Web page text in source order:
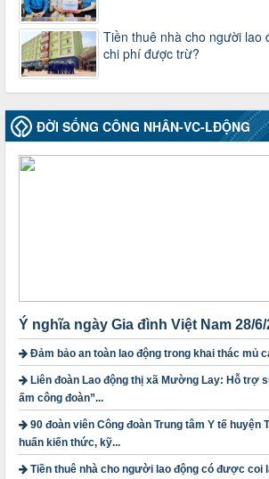
50/2024/QH/15
Luật Công đoàn 2024
Thời gian đăng: 25/12/2024
lượt xem: 4224 | lượt tải:319
2010-CV/TU
Tăng cường công tác lãnh đạo, chỉ đạo
thành lập Công đoàn cơ sở trong các
ngoài nhà nước trên địa bàn tỉnh
Thời gian đăng: 28/10/2024
3716/TLD-TC
Công văn hướng dẫn công tác quả lý tài
đoàn khi đơn vị sát nhập, chấm dứt hoạt
Thời gian đăng: 13/04/2025
lượt xem: 2003 | lượt tải:719
60/TB-LĐLĐ
Thông báo công khai dự toán thu, chi tài
LĐLĐ tỉnh Điện Biên năm 2025
Thời gian đăng: 28/04/2025
Tiền thuê nhà cho người lao
chi phí được trừ?
ĐỜI SỐNG CÔNG NHÂN-VC-LĐỘNG
Ý nghĩa ngày Gia đình Việt Nam 28/6/
Đảm bảo an toàn lao động trong khai thác mủ
Liên đoàn Lao động thị xã Mường Lay: Hỗ trợ
ấm công đoàn”...
90 đoàn viên Công đoàn Trung tâm Y tế huyện
huấn kiến thức, kỹ...
Tiền thuê nhà cho người lao động có được